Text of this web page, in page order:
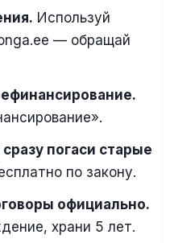
Используй
— обращай
погаси старые
по закону.
официально.
храни 5 лет.